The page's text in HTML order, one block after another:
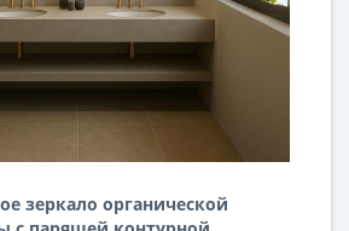
зеркало органической